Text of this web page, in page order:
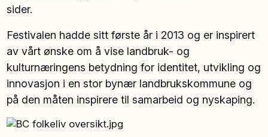
sider.
Festivalen hadde sitt første år i 2013 og er inspirert
av vårt ønske om å vise landbruk- og
kulturnæringens betydning for identitet, utvikling og
innovasjon i en stor bynær landbrukskommune og
på den måten inspirere til samarbeid og nyskaping.